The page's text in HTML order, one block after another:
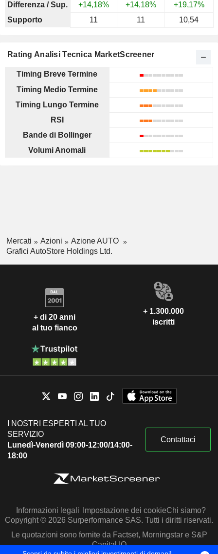
Differenza / Sup.
+14,18% +14,18%
+19,17%
Supporto
11 11 10,54
Rating Analisi Tecnica MarketScreener
Timing Breve Termine
Timing Medio Termine
Timing Lungo Termine
RSI
Bande di Bollinger
Volumi Anomali
Mercati Azioni
Azione AUTO
Grafici AutoStore Holdings Ltd.
+ di 20 anni
al tuo fianco
+ 1.300.000
iscritti
I NOSTRI ESPERTI AL TUO
SERVIZIO
Lunedì-Venerdì 09:00-12:00/14:00-
18:00
Contattaci
Informazioni legali Impostazione dei cookieChi siamo?
Copyright © 2026 Surperformance SAS. Tutti i diritti riservati.
Le quotazioni sono fornite da Factset, Morningstar e S&P
Capital IQ